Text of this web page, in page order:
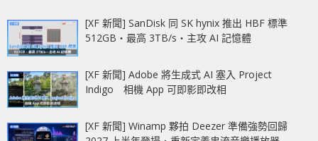
[XF 新聞] SanDisk 同 SK hynix 推出 HBF 標準
512GB‧最高 3TB/s‧主攻 AI 記憶體
[XF 新聞] Adobe 將生成式 AI 塞入 Project
Indigo 相機 App 可即影即改相
[XF 新聞] Winamp 夥拍 Deezer 準備強勢回歸